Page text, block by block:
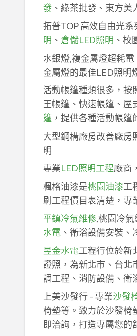
發、綠茶批發、東方美
拓普TOP 高效自由光
明 、 倉儲LED照明 、校
水銀燈,複金屬燈超耗
金屬燈的最佳LED照明
活動帳篷種類很多，按
王帳篷、快速帳篷、屋
篷，提供各種活動帳篷
大型鋼構廠房改善廠房
明
專業LED照明工程廠商
楓格油漆是桃園油漆工
刷工程價目表清楚，專
平鎮冷氣維修,桃園冷氣
水電、衛浴設備安裝、
昱金水電工程行位於新
證照，為新北市、台北
調工程、消防設備、衛
上美沙發行 – 專業沙發
椅墊等。致力於沙發椅
即洽詢，打造專屬您的